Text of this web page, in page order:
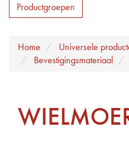
Productgroepen
Home
Universele
Bevestigingsmateriaal